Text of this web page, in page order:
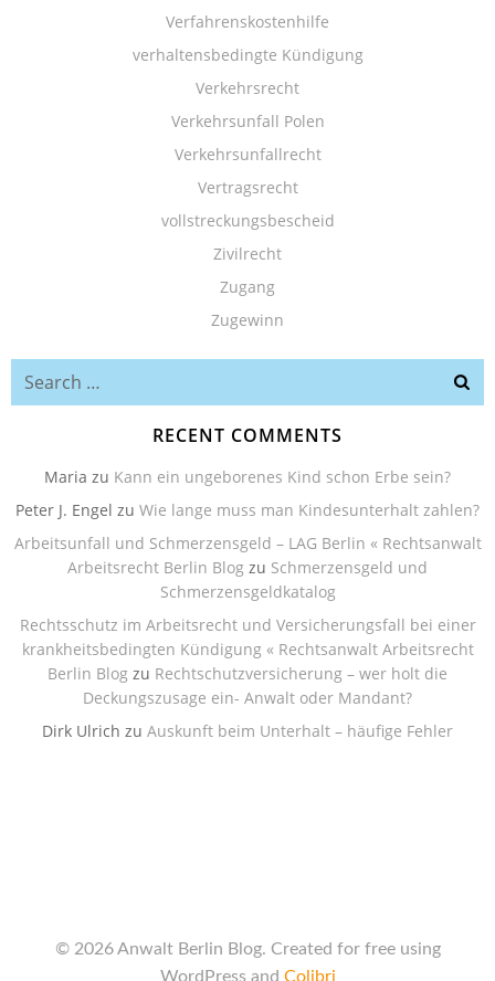
Verfahrenskostenhilfe
verhaltensbedingte Kündigung
Verkehrsrecht
Verkehrsunfall Polen
Verkehrsunfallrecht
Vertragsrecht
vollstreckungsbescheid
Zivilrecht
Zugang
Zugewinn
RECENT COMMENTS
Maria zu Kann ein ungeborenes Kind schon Erbe sein?
Peter J. Engel zu Wie lange muss man Kindesunterhalt zahlen?
Arbeitsunfall und Schmerzensgeld – LAG Berlin « Rechtsanwalt
Arbeitsrecht Berlin Blog zu Schmerzensgeld und
Schmerzensgeldkatalog
Rechtsschutz im Arbeitsrecht und Versicherungsfall bei einer
krankheitsbedingten Kündigung « Rechtsanwalt Arbeitsrecht
Berlin Blog zu Rechtschutzversicherung – wer holt die
Deckungszusage ein- Anwalt oder Mandant?
Dirk Ulrich zu Auskunft beim Unterhalt – häufige Fehler
© 2026 Anwalt Berlin Blog. Created for free using
WordPress and Colibri